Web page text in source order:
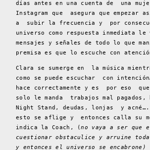
días antes en una cuenta de una
Instagram que asegura que empezar
a subir la frecuencia y por
universo como respuesta inmediata le
mensajes y señales de todo lo que
premisa es que lo escuche con
Clara se sumerge en la música
como se puede escuchar con
hace correctamente y es por eso
solo le manda trabajos mal pagados,
Night Stand, deudas, lonjas y acné….
esto se aflige y entonces calla su
indica la Coach, (no vaya a ser que
cuestionar obstaculice y arruine
y entonces el universo se encabrone)